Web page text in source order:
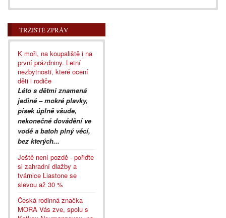
TRŽIŠTĚ ZPRÁV
K moři, na koupaliště i na
první prázdniny. Letní
nezbytnosti, které ocení
děti i rodiče
Léto s dětmi znamená
jediné – mokré plavky,
písek úplně všude,
nekonečné dovádění ve
vodě a batoh plný věcí,
bez kterých...
Ještě není pozdě - pořiďte
si zahradní dlažby a
tvárnice Liastone se
slevou až 30 %
Česká rodinná značka
MORA Vás zve, spolu s